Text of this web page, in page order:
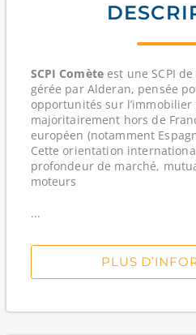
SCPI Comète est une SCPI
gérée par Alderan, pensée
opportunités sur
majoritairement hors de
européen (notamment
Cette orientation
profondeur de marché,
moteurs
...
PLUS